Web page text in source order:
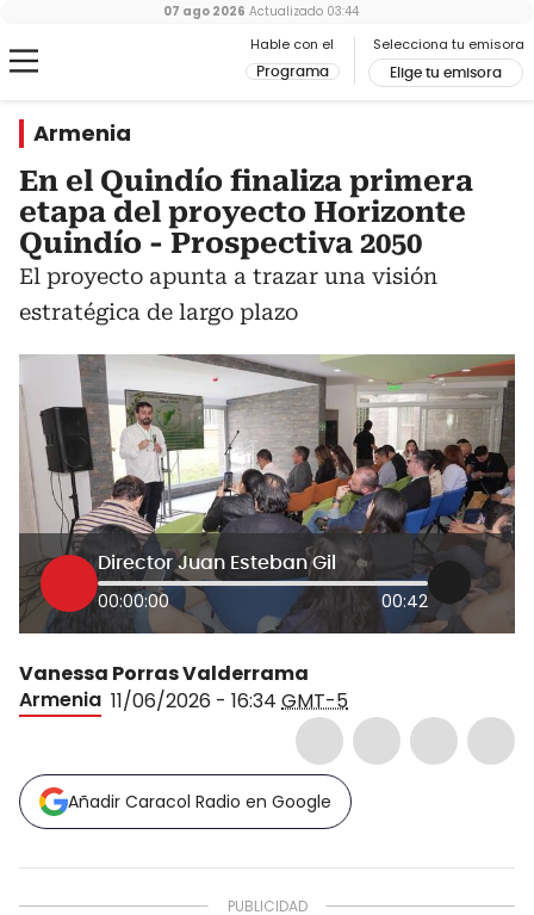
Hable con el
Programa
Selecciona tu emisora
Elige tu emisora
07 ago 2026 Actualizado 03:44
Armenia
En el Quindío finaliza primera
etapa del proyecto Horizonte
Quindío - Prospectiva 2050
El proyecto apunta a trazar una visión
estratégica de largo plazo
Director Juan Esteban Gil
00:00:00 00:42
Vanessa Porras Valderrama
Armenia 11/06/2026 - 16:34 GMT-5
Añadir Caracol Radio en Google